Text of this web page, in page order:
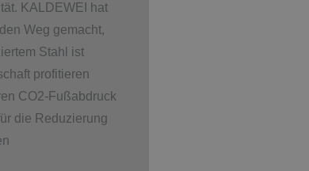
KALDEWEI hat
Weg gemacht,
Stahl ist
profitieren
CO2-Fußabdruck
die Reduzierung